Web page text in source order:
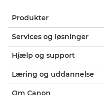
Produkter
Services og løsninger
Hjælp og support
Læring og uddannelse
Om Canon